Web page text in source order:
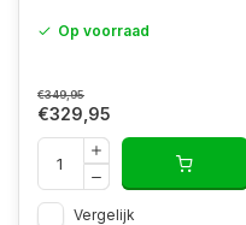
Op voorraad
€349,95
€329,95
Vergelijk